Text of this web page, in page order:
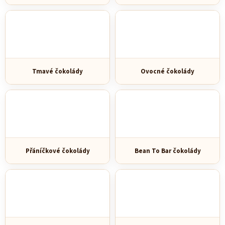
Tmavé čokolády Ovocné čokolády
Přáníčkové čokolády Bean To Bar čokolády